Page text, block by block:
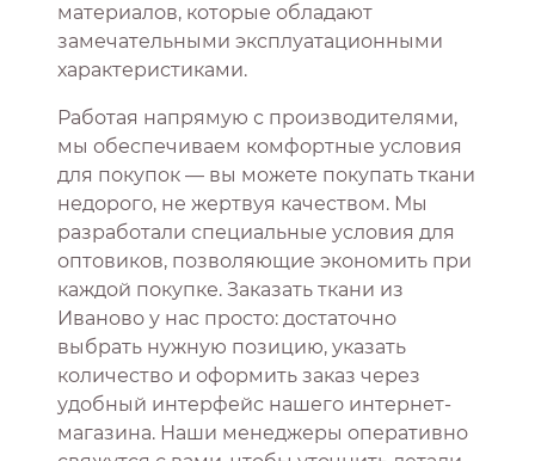
материалов, которые обладают
замечательными эксплуатационными
характеристиками.
Работая напрямую с производителями,
мы обеспечиваем комфортные условия
для покупок — вы можете покупать ткани
недорого, не жертвуя качеством. Мы
разработали специальные условия для
оптовиков, позволяющие экономить при
каждой покупке. Заказать ткани из
Иваново у нас просто: достаточно
выбрать нужную позицию, указать
количество и оформить заказ через
удобный интерфейс нашего интернет-
магазина. Наши менеджеры оперативно